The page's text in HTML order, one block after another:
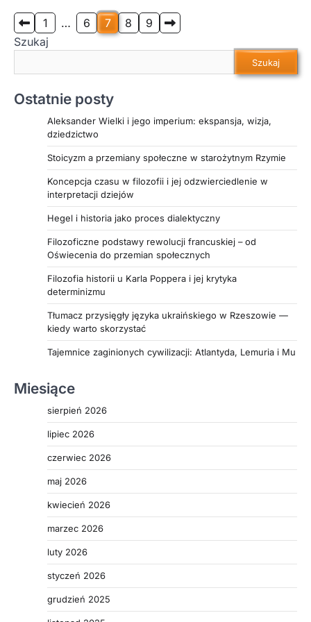
prowadzą ludzkość ku coraz pełniejszemu
urzeczywistnieniu wolności. Hegel widział w
dziejach przechodzenie przez kolejne formy
polityczne i społeczne, które w dialektycznym
ruchu tezy, antytezy i syntezy manifestują rozwój
idei wolności. Jego koncepcja duch dziejów
wielu późniejszych myślicieli, ale także wzbudziła
liczne kontrowersje i krytykę, zwłaszcza ze strony
filozofów odrzucających teleologiczne i
deterministyczne założenia tej teorii. Jeśli chcesz
lepiej zrozumieć, jak Hegel interpretował sens
historii oraz jak jego idee wpłynęły na rozwój
myśli filozoficznej i politycznej, koniecznie
przeczytaj cały artykuł.
Stronicowanie
wpisów
1 … 6 7 8
9
Szukaj
Szukaj
Ostatnie posty
Aleksander Wielki i jego imperium: ekspansja, wizja,
dziedzictwo
Stoicyzm a przemiany społeczne w starożytnym Rzymie
Koncepcja czasu w filozofii i jej odzwierciedlenie w
interpretacji dziejów
Hegel i historia jako proces dialektyczny
Filozoficzne podstawy rewolucji francuskiej – od
Oświecenia do przemian społecznych
Filozofia historii u Karla Poppera i jej krytyka
determinizmu
Tłumacz przysięgły języka ukraińskiego w Rzeszowie —
kiedy warto skorzystać
Tajemnice zaginionych cywilizacji: Atlantyda, Lemuria i Mu
Miesiące
sierpień 2026
lipiec 2026
czerwiec 2026
maj 2026
kwiecień 2026
marzec 2026
luty 2026
styczeń 2026
grudzień 2025